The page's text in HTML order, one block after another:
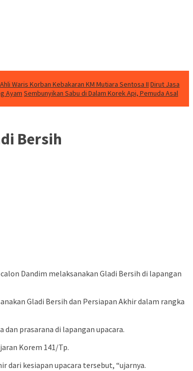
Waris Korban Kebakaran KM Mutiara Sentosa II Dirut Jasa
Ayam Sembunyikan Sabu di Dalam Korek Api, Pemuda Asal
Bersih
Dandim melaksanakan Gladi Bersih di lapangan
Gladi Bersih dan Persiapan Akhir dalam rangka
prasarana di lapangan upacara.
Korem 141/Tp.
dari kesiapan upacara tersebut, “ujarnya.